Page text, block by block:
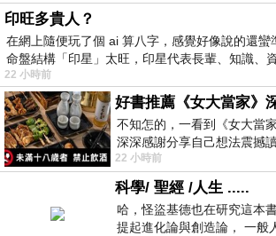
印旺多貴人？
在網上隨便玩了個 ai 算八字，感覺好像說的還
命盤結構「印星」太旺，印星代表長輩、知識
22 小時前
不知怎的，一看到《女大當
深深感謝分享自己想法震撼
不同樣貌的家庭！ 《女大
22 小時前
科學/ 聖經 /人生 .....
哈，怪盜基德也在研究這本
提起進化論與創造論， 一般